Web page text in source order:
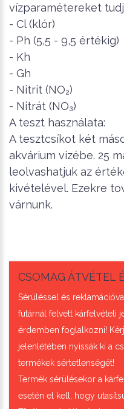
vízparamétereket
- Cl (klór)
- Ph (5,5 - 9,5 értékig)
- Kh
- Gh
- Nitrit (NO₂)
- Nitrát (NO₃)
A teszt használata:
A tesztcsíkot két
akvárium vizébe. 25
leolvashatjuk az
kivételével. Ezekre
várnunk.
CSOMAG ÁTVÉTEL
Sérüléssel és
futárnál felvett kárfelvételi
érdemben foglalkozni!
jelenlétében nyissák ki a
termékek sértetlenségét!
Termék sérülésekor a
esetén el kell, hogy